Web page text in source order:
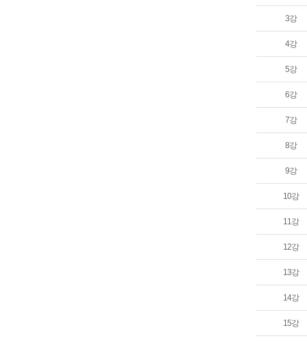
3강
4강
5강
6강
7강
8강
9강
10강
11강
12강
13강
14강
15강